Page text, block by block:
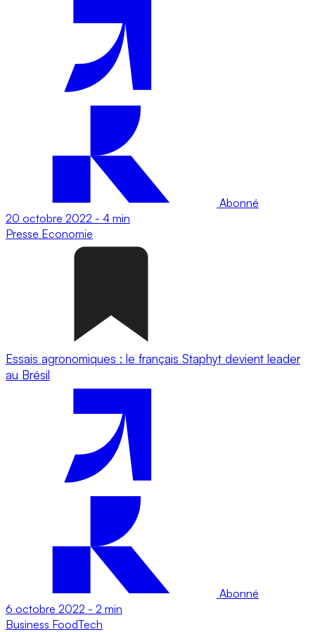
Abonné
20 octobre 2022 - 4 min
Presse Economie
Essais agronomiques : le français Staphyt devient leader
au Brésil
Abonné
6 octobre 2022 - 2 min
Business FoodTech